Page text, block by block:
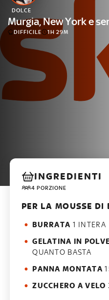
PROGRAMMI SKY
Un mondo di offerte:
SKY.IT
NOW
DOLCE
Murgia, New York e
DIFFICILE 1H 29M
INGREDIENTI
4 PORZIONE
PER LA MOUSSE DI
BURRATA 1 INTERA
GELATINA IN
QUANTO BASTA
PANNA MONTATA
ZUCCHERO A VELO